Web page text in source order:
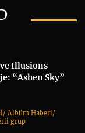
Illusions
“Ashen Sky”
/Albüm Haberi/
grup